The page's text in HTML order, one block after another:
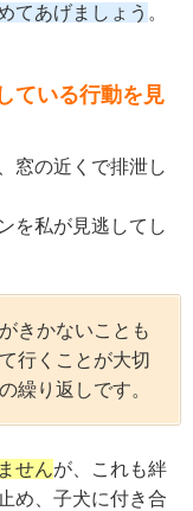
てあげましょう 。
ている行動を見
窓の近くで排泄し
を私が見逃してし
きかないことも
行くことが大切
繰り返しです。
せんが、これも絆
め、子犬に付き合